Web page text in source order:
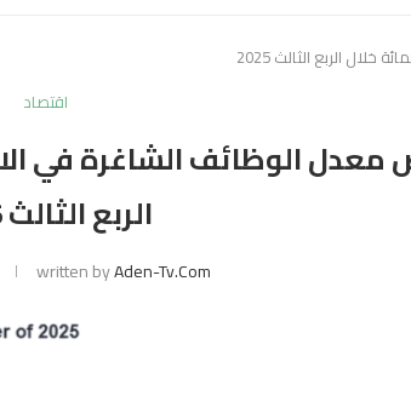
اقتصاد
الربع الثالث 2025
written byAden-Tv.com